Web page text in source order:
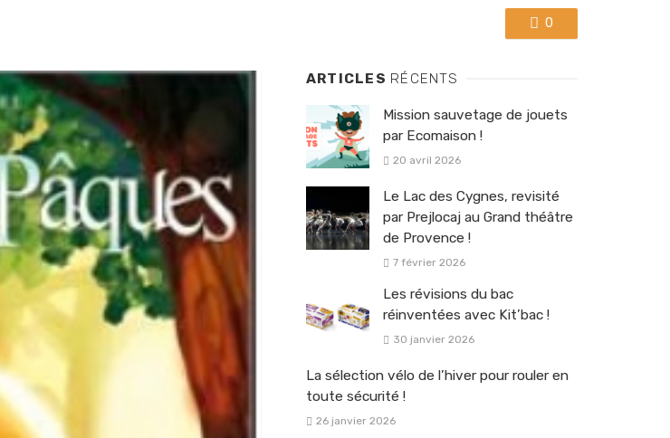
0
ARTICLES RÉCENTS
Mission sauvetage de jouets
par Ecomaison !
20 avril 2026
Le Lac des Cygnes, revisité
par Prejlocaj au Grand théâtre
de Provence !
7 février 2026
Les révisions du bac
réinventées avec Kit’bac !
30 janvier 2026
La sélection vélo de l’hiver pour rouler en
toute sécurité !
26 janvier 2026